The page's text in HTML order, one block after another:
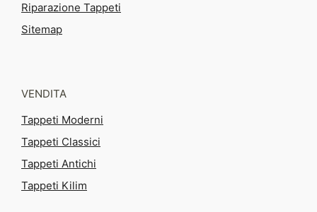
Riparazione Tappeti
Sitemap
VENDITA
Tappeti Moderni
Tappeti Classici
Tappeti Antichi
Tappeti Kilim